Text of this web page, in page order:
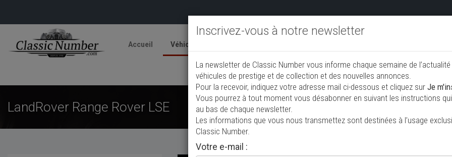
Accueil Véhicules
Ajouter une annonce
LandRover Range Rover LSE
Inscrivez-vous à notre newsletter
La newsletter de Classic Number vous informe chaque semaine de
véhicules de prestige et de collection et des nouvelles annonces.
Pour la recevoir, indiquez votre adresse mail ci-dessous et cliquez sur Je
Vous pourrez à tout moment vous désabonner en suivant les instructions
au bas de chaque newsletter.
Les informations que vous nous transmettez sont destinées à l’usage
Classic Number.
Votre e-mail :